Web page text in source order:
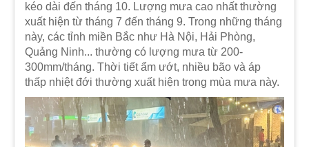
kéo dài đến tháng 10. Lượng mưa cao nhất thường
xuất hiện từ tháng 7 đến tháng 9. Trong những tháng
này, các tỉnh miền Bắc như Hà Nội, Hải Phòng,
Quảng Ninh... thường có lượng mưa từ 200-
300mm/tháng. Thời tiết ẩm ướt, nhiều bão và áp
thấp nhiệt đới thường xuất hiện trong mùa mưa này.